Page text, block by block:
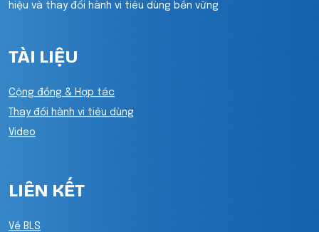
hiệu và thay đổi hành vi tiêu dùng bền vững
TÀI LIỆU
Cộng đồng & Hợp tác
Thay đổi hành vi tiêu dùng
Video
LIÊN KẾT
Về BLS